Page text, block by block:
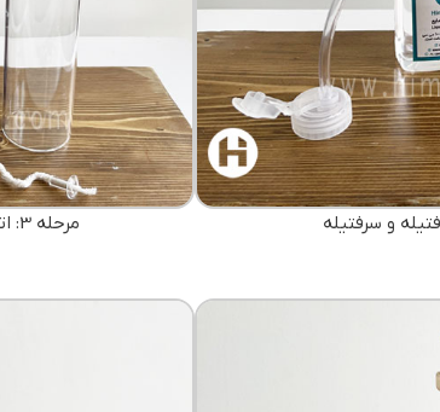
مرحله 3: اتصال آسانربز به سر بطری روغن